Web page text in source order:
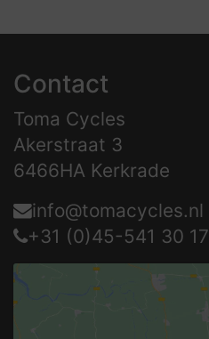
Contact
Toma Cycles
Akerstraat 3
6466HA Kerkrade
info@tomacycles.nl
+31 (0)45-541 30 17